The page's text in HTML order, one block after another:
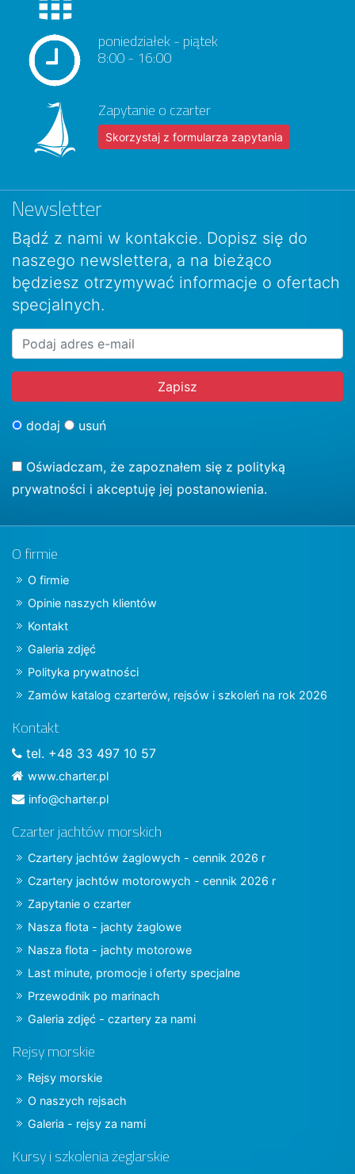
poniedziałek - piątek
8:00 - 16:00
Zapytanie o czarter
Skorzystaj z formularza zapytania
Newsletter
Bądź z nami w kontakcie. Dopisz się do
naszego newslettera, a na bieżąco
będziesz otrzymywać informacje o ofertach
specjalnych.
dodaj usuń
Oświadczam, że zapoznałem się z polityką
prywatności i akceptuję jej postanowienia.
O firmie
O firmie
Opinie naszych klientów
Kontakt
Galeria zdjęć
Polityka prywatności
Zamów katalog czarterów, rejsów i szkoleń na rok 2026
Kontakt
tel. +48 33 497 10 57
www.charter.pl
info@charter.pl
Czarter jachtów morskich
Czartery jachtów żaglowych - cennik 2026 r
Czartery jachtów motorowych - cennik 2026 r
Zapytanie o czarter
Nasza flota - jachty żaglowe
Nasza flota - jachty motorowe
Last minute, promocje i oferty specjalne
Przewodnik po marinach
Galeria zdjęć - czartery za nami
Rejsy morskie
Rejsy morskie
O naszych rejsach
Galeria - rejsy za nami
Kursy i szkolenia żeglarskie